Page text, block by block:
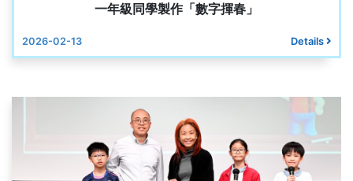
一年級同學製作「數字揮春」
2026-02-13 Details